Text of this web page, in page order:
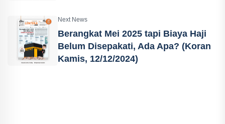
Next News
Berangkat Mei 2025 tapi Biaya Haji
Belum Disepakati, Ada Apa? (Koran
Kamis, 12/12/2024)